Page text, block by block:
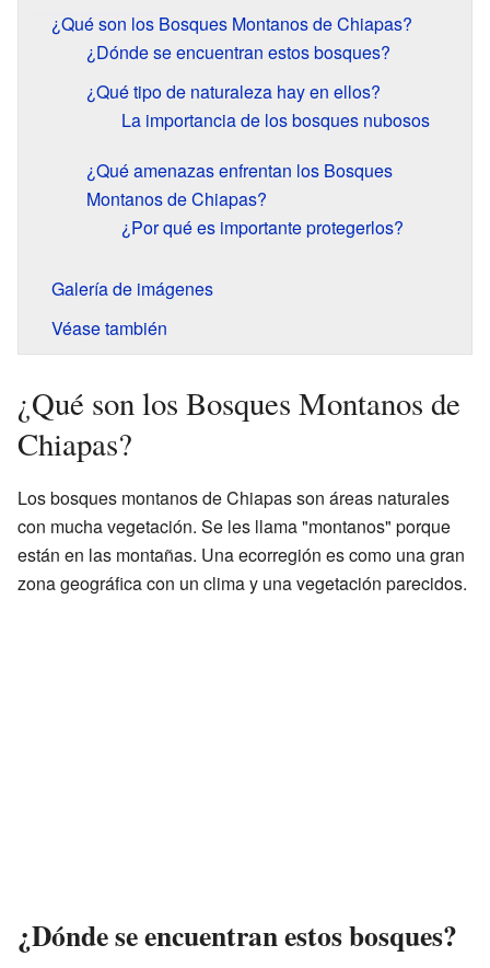
¿Qué son los Bosques Montanos de Chiapas?
¿Dónde se encuentran estos bosques?
¿Qué tipo de naturaleza hay en ellos?
La importancia de los bosques nubosos
¿Qué amenazas enfrentan los Bosques
Montanos de Chiapas?
¿Por qué es importante protegerlos?
Galería de imágenes
Véase también
¿Qué son los Bosques Montanos de
Chiapas?
Los bosques montanos de Chiapas son áreas naturales
con mucha vegetación. Se les llama "montanos" porque
están en las montañas. Una ecorregión es como una gran
zona geográfica con un clima y una vegetación parecidos.
¿Dónde se encuentran estos bosques?